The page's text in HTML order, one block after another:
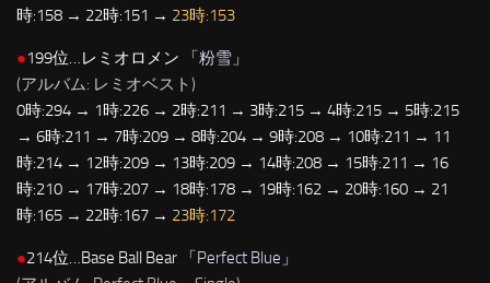
時:158 → 22時:151 → 23時:153
●199位…レミオロメン 「粉雪 」
(アルバム: レミオベスト)
0時:294 → 1時:226 → 2時:211 → 3時:215 → 4時:215 → 5時:215
→ 6時:211 → 7時:209 → 8時:204 → 9時:208 → 10時:211 → 11
時:214 → 12時:209 → 13時:209 → 14時:208 → 15時:211 → 16
時:210 → 17時:207 → 18時:178 → 19時:162 → 20時:160 → 21
時:165 → 22時:167 → 23時:172
●214位…Base Ball Bear 「Perfect Blue 」